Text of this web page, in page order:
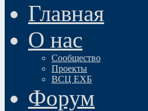
Главная
О нас
Сообщество
Проекты
ВСЦ ЕХБ
Форум